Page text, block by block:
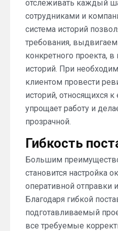
отслеживать каждый
сотрудниками и
система историй
требования,
конкретного проекта,
историй. При
клиентом провести
историй, относящихся к
упрощает работу и
прозрачной.
Гибкость
Большим
становится настройка
оперативной отправки
Благодаря гибкой
подготавливаемый
все требуемые